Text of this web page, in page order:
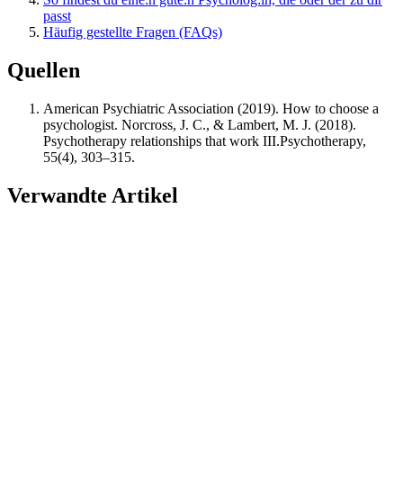
passt
Häufig gestellte Fragen (FAQs)
Quellen
American Psychiatric Association (2019). How to choose a
psychologist. Norcross, J. C., & Lambert, M. J. (2018).
Psychotherapy relationships that work III.Psychotherapy,
55(4), 303–315.
Verwandte Artikel